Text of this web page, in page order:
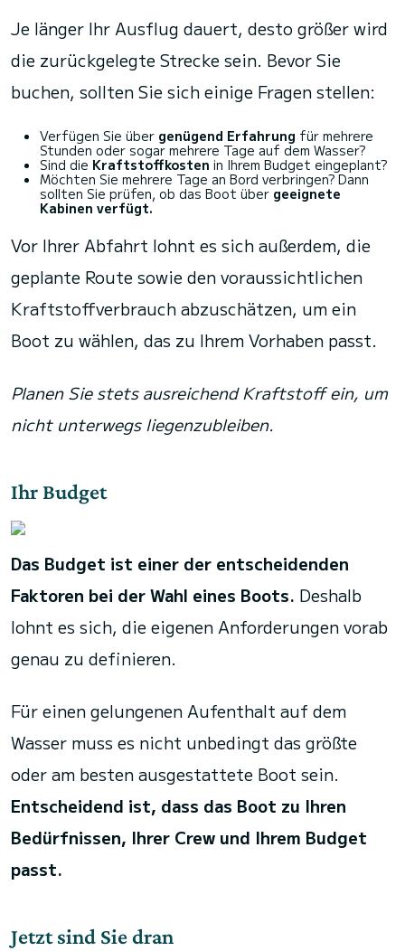
Je länger Ihr Ausflug dauert, desto größer wird
die zurückgelegte Strecke sein. Bevor Sie
buchen, sollten Sie sich einige Fragen stellen:
Verfügen Sie über genügend Erfahrung für mehrere
Stunden oder sogar mehrere Tage auf dem Wasser?
Sind die Kraftstoffkosten in Ihrem Budget eingeplant?
Möchten Sie mehrere Tage an Bord verbringen? Dann
sollten Sie prüfen, ob das Boot über geeignete
Kabinen verfügt.
Vor Ihrer Abfahrt lohnt es sich außerdem, die
geplante Route sowie den voraussichtlichen
Kraftstoffverbrauch abzuschätzen, um ein
Boot zu wählen, das zu Ihrem Vorhaben passt.
Planen Sie stets ausreichend Kraftstoff ein, um
nicht unterwegs liegenzubleiben.
Ihr Budget
Das Budget ist einer der entscheidenden
Faktoren bei der Wahl eines Boots. Deshalb
lohnt es sich, die eigenen Anforderungen vorab
genau zu definieren.
Für einen gelungenen Aufenthalt auf dem
Wasser muss es nicht unbedingt das größte
oder am besten ausgestattete Boot sein.
Entscheidend ist, dass das Boot zu Ihren
Bedürfnissen, Ihrer Crew und Ihrem Budget
passt.
Jetzt sind Sie dran